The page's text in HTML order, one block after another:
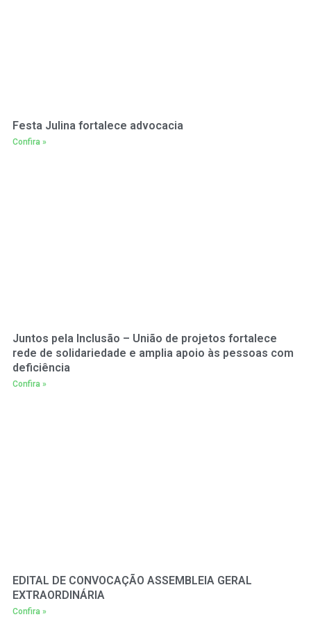
Festa Julina fortalece advocacia
Confira »
Juntos pela Inclusão – União de projetos fortalece
rede de solidariedade e amplia apoio às pessoas com
deficiência
Confira »
EDITAL DE CONVOCAÇÃO ASSEMBLEIA GERAL
EXTRAORDINÁRIA
Confira »